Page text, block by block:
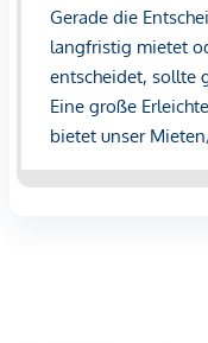
den Vermieter tätig ist.